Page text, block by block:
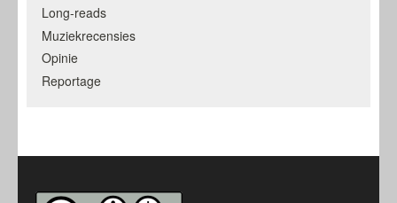
Long-reads
Muziekrecensies
Opinie
Reportage